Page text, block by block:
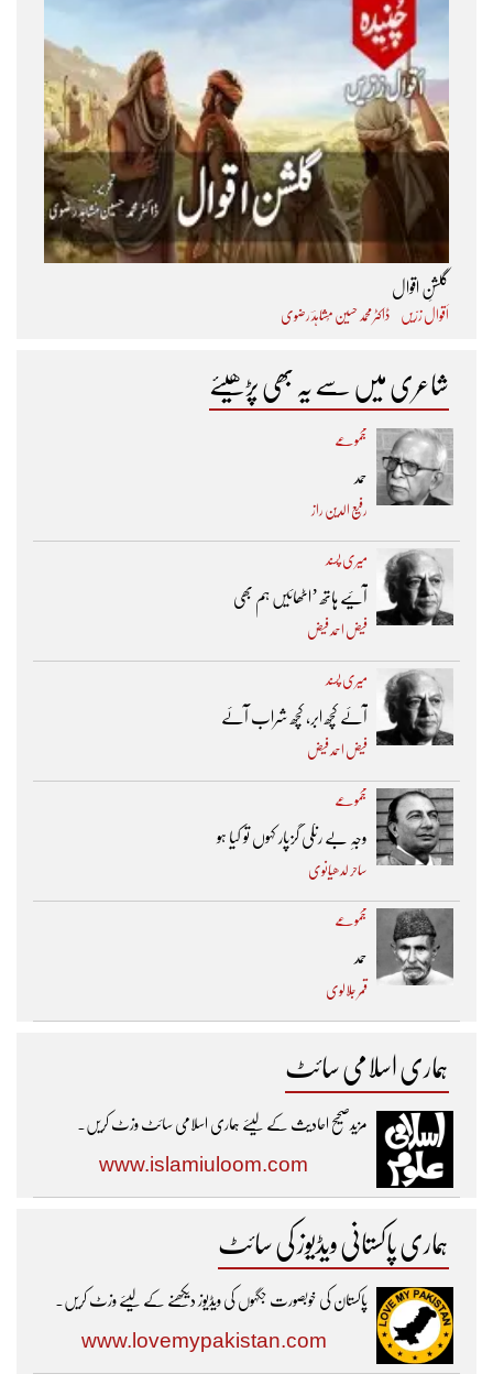
گلشنِ اقوال
اَقوال زرّیں ڈاکٹر محمد حسین مُشاہدؔ رضوی
شاعری میں سے یہ بھی پڑھیئے
مجموعے
حمد
رفیع الدین راز
میری پسند
آئیے ہاتھ ’اٹھائیں ہم بھی
فیض احمد فیض
میری پسند
آئے کچھ ابر، کچھ شراب آئے
فیض احمد فیض
مجموعے
وجہِ بے رنگی گزپار کہوں تو کیا ہو
ساحر لدھیانوی
مجموعے
حمد
قمر جلالوی
ہماری اسلامی سائٹ
مزیدصحیح احادیث کے لیئے ہماری اسلامی سائٹ وزٹ کریں۔
www.islamiuloom.com
ہماری پاکستانی ویڈیوز کی سائٹ
پاکستان کی خوبصورت جگہوں کی ویڈیوز دیکھنے کے لیئے وزٹ کریں۔
www.lovemypakistan.com